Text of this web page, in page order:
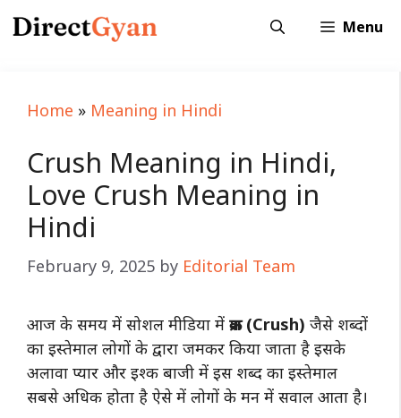
to
Menu
Home » Meaning in Hindi
Crush Meaning in Hindi,
Love Crush Meaning in
Hindi
February 9, 2025 by Editorial Team
आज के समय में सोशल मीडिया में क्रश (Crush) जैसे शब्दों
का इस्तेमाल लोगों के द्वारा जमकर किया जाता है इसके
अलावा प्यार और इश्क बाजी में इस शब्द का इस्तेमाल
सबसे अधिक होता है ऐसे में लोगों के मन में सवाल आता है।